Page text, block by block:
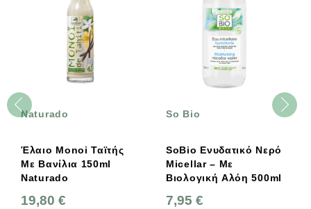
Naturado
Έλαιο Monoi Ταϊτής
Με Βανίλια 150ml
Naturado
19,80 €
So Bio
SoBio Ενυδατικό Νερό
Micellar – Με
Βιολογική Αλόη 500ml
7,95 €